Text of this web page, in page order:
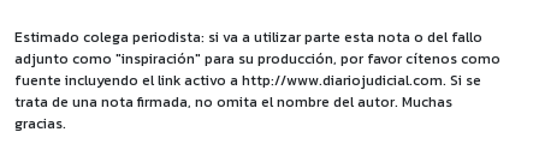
Estimado colega periodista: si va a utilizar parte esta nota o del fallo
adjunto como "inspiración" para su producción, por favor cítenos como
fuente incluyendo el link activo a http://www.diariojudicial.com. Si se
trata de una nota firmada, no omita el nombre del autor. Muchas
gracias.